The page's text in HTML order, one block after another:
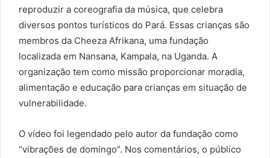
reproduzir a coreografia da música, que celebra
diversos pontos turísticos do Pará. Essas crianças são
membros da Cheeza Afrikana, uma fundação
localizada em Nansana, Kampala, na Uganda. A
organização tem como missão proporcionar moradia,
alimentação e educação para crianças em situação de
vulnerabilidade.
O vídeo foi legendado pelo autor da fundação como
“vibrações de domingo”. Nos comentários, o público